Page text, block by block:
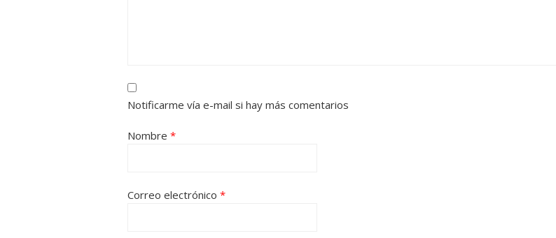
Notificarme vía e-mail si hay más comentarios
Nombre *
Correo electrónico *